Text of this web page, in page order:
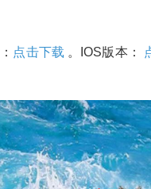
点击下载 。IOS版本：